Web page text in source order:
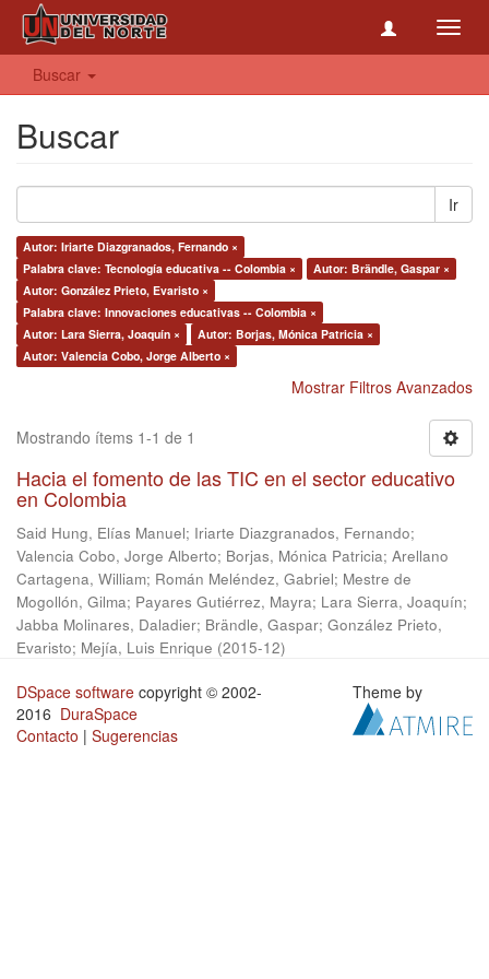
Buscar
Buscar
Ir
Autor: Iriarte Diazgranados, Fernando ×
Palabra clave: Tecnología educativa -- Colombia ×
Autor: Brändle, Gaspar ×
Autor: González Prieto, Evaristo ×
Palabra clave: Innovaciones educativas -- Colombia ×
Autor: Lara Sierra, Joaquín ×
Autor: Borjas, Mónica Patricia ×
Autor: Valencia Cobo, Jorge Alberto ×
Mostrar Filtros Avanzados
Mostrando ítems 1-1 de 1
Hacia el fomento de las TIC en el sector educativo
en Colombia
Said Hung, Elías Manuel; Iriarte Diazgranados, Fernando;
Valencia Cobo, Jorge Alberto; Borjas, Mónica Patricia; Arellano
Cartagena, William; Román Meléndez, Gabriel; Mestre de
Mogollón, Gilma; Payares Gutiérrez, Mayra; Lara Sierra, Joaquín;
Jabba Molinares, Daladier; Brändle, Gaspar; González Prieto,
Evaristo; Mejía, Luis Enrique (2015-12)
DSpace software copyright © 2002-
2016 DuraSpace
Contacto | Sugerencias
Theme by